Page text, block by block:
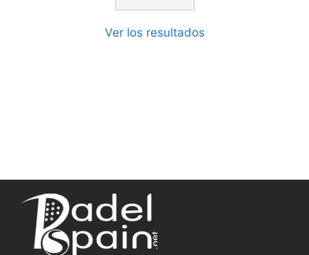
Ver los resultados